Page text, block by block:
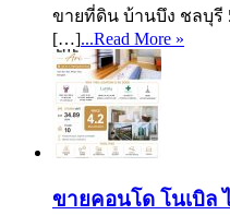
ขายที่ดิน บ้านบึง ชลบุรี
[…]...Read More »
ขายคอนโด โนเบิล